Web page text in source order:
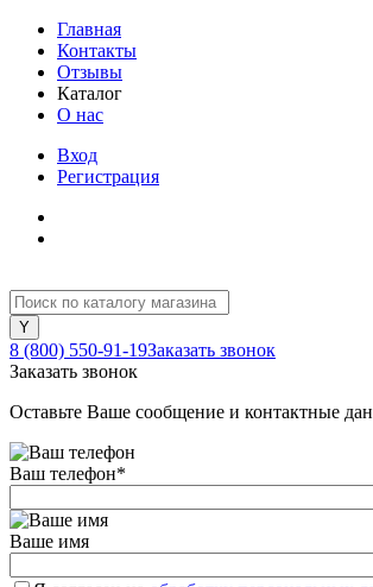
Главная
Контакты
Отзывы
Каталог
О нас
Вход
Регистрация
8 (800) 550-91-19Заказать звонок
Заказать звонок
Оставьте Ваше сообщение и контактные
Ваш телефон*
Ваше имя